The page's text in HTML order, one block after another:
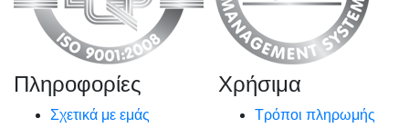
Πληροφορίες
Σχετικά με εμάς
Χρήσιμα
Τρόποι πληρωμής